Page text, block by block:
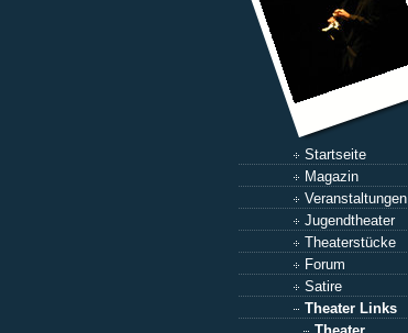
Startseite
Magazin
Veranstaltungen
Jugendtheater
Theaterstücke
Forum
Satire
Theater Links